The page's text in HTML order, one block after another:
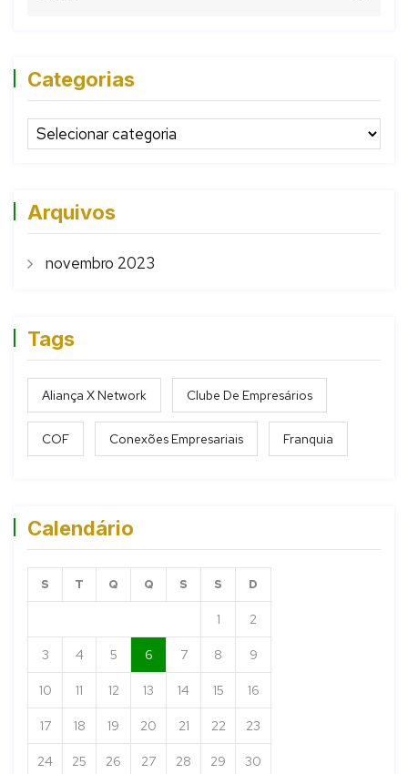
Categorias
Arquivos
novembro 2023
Tags
Aliança X Network Clube De Empresários
COF Conexões Empresariais Franquia
Calendário
S T Q Q S S D
1 2
3 4 5 6 7 8 9
10 11 12 13 14 15 16
17 18 19 20 21 22 23
24 25 26 27 28 29 30